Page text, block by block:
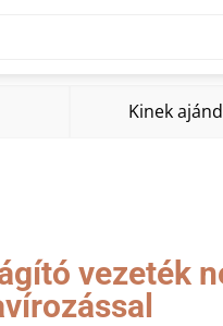
Kinek
vezeték